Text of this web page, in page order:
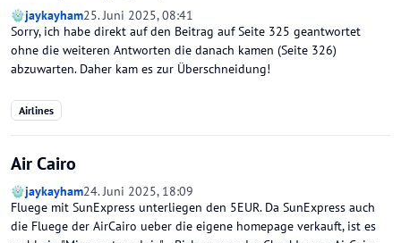
jaykayham25. Juni 2025, 08:41
Sorry, ich habe direkt auf den Beitrag auf Seite 325 geantwortet
ohne die weiteren Antworten die danach kamen (Seite 326)
abzuwarten. Daher kam es zur Überschneidung!
Airlines
Air Cairo
jaykayham24. Juni 2025, 18:09
Fluege mit SunExpress unterliegen den 5EUR. Da SunExpress auch
die Fluege der AirCairo ueber die eigene homepage verkauft, ist es